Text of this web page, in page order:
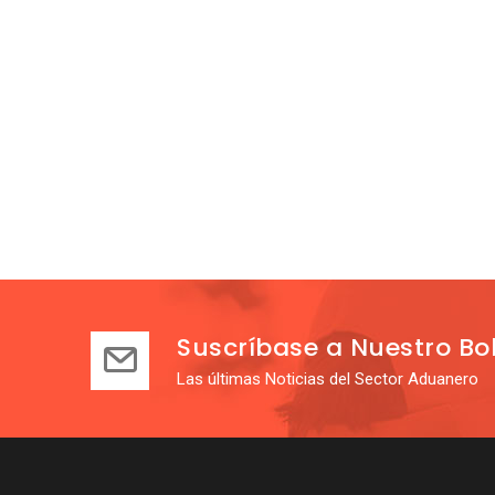
Suscríbase a Nuestro
Las últimas Noticias del Sector Aduanero